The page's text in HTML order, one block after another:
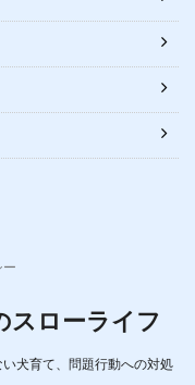
ー
スローライフ
犬育て、問題行動への対処